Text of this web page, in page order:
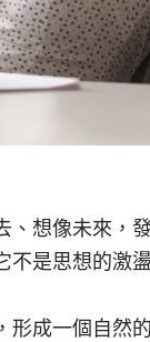
想像未來，
是思想的激
成一個自然